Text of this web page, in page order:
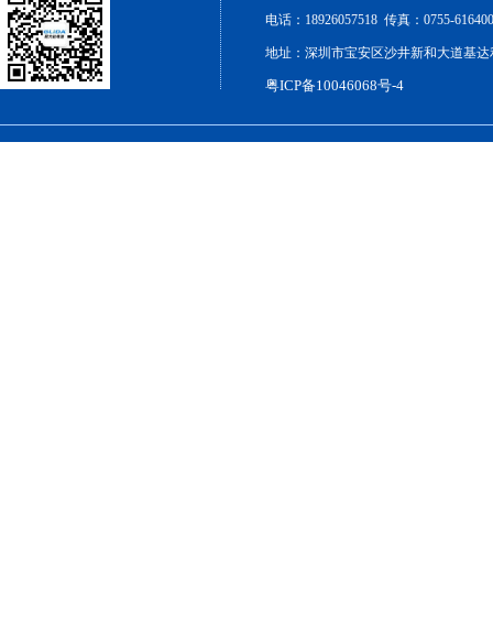
电话：18926057518 传真：0755-
地址：深圳市宝安区沙井新和大道基
粤ICP备10046068号-4